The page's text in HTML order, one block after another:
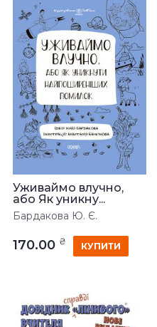
Уживаймо влучно,
або Як уникну...
Бардакова Ю. Є.
170.00 ₴ КУПИТИ